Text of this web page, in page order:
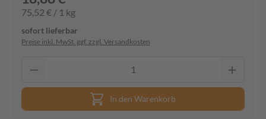
75,52 € / 1 kg
sofort lieferbar
Preise inkl. MwSt. ggf. zzgl. Versandkosten
In den Warenkorb